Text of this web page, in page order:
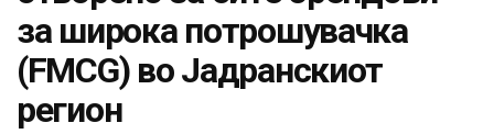
за широка потрошувачка
(FMCG) во Јадранскиот
регион